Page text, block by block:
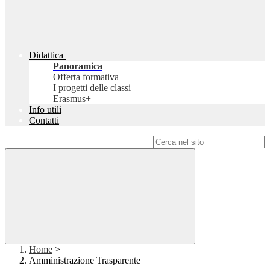
Didattica
Panoramica
Offerta formativa
I progetti delle classi
Erasmus+
Info utili
Contatti
Home >
Amministrazione Trasparente